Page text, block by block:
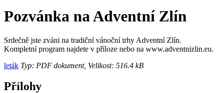
Pozvánka na Adventní Zlín
Srdečně jste zváni na tradiční vánoční trhy Adventní Zlín.
Kompletní program najdete v příloze nebo na www.adventnizlin.eu.
leták Typ: PDF dokument, Velikost: 516.4 kB
Přílohy